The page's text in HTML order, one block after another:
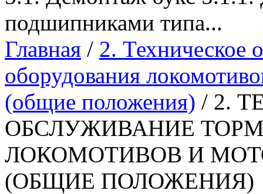
подшипниками типа...
Главная / 2. Техническое
оборудования
(общие положения) / 2.
ОБСЛУЖИВАНИЕ
ЛОКОМОТИВОВ И
(ОБЩИЕ ПОЛОЖЕНИЯ)